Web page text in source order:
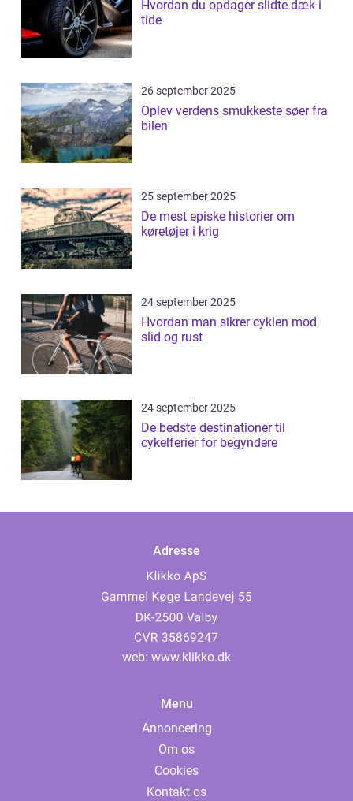
Hvordan du opdager slidte dæk i
tide
26 september 2025
Oplev verdens smukkeste søer fra
bilen
25 september 2025
De mest episke historier om
køretøjer i krig
24 september 2025
Hvordan man sikrer cyklen mod
slid og rust
24 september 2025
De bedste destinationer til
cykelferier for begyndere
Adresse
web: www.klikko.dk
Menu
Annoncering
Om os
Cookies
Kontakt os